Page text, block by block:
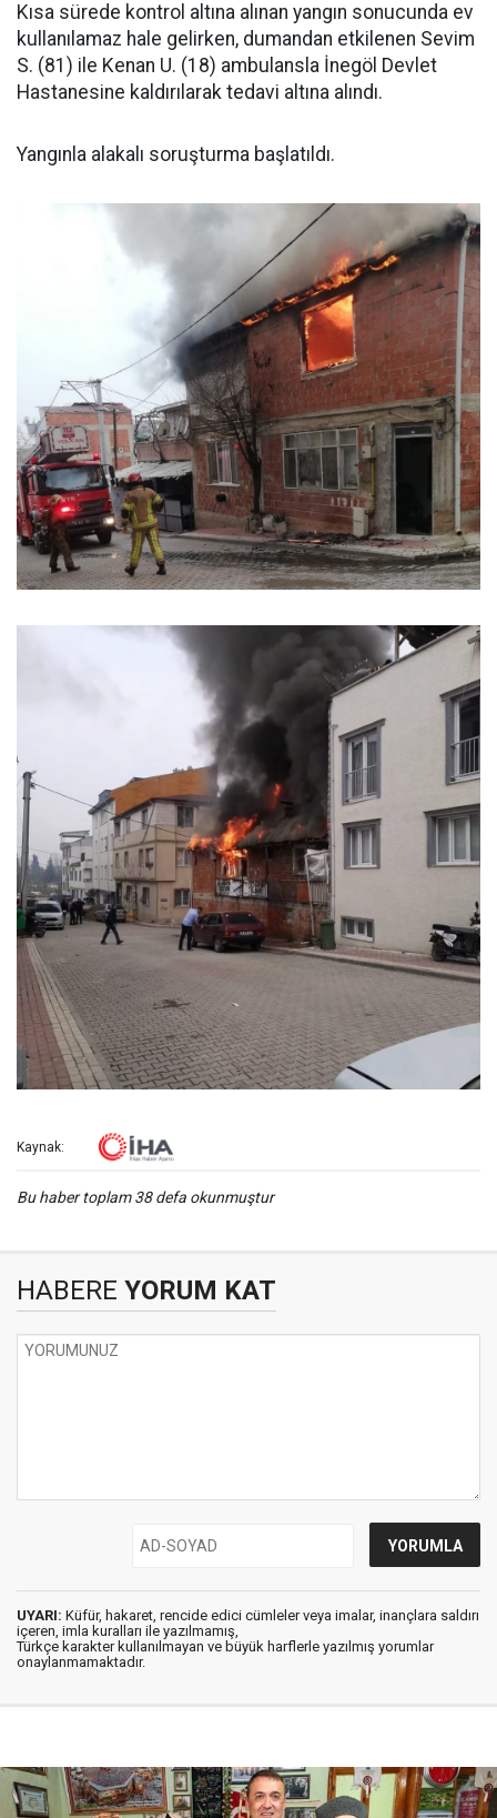
Kısa sürede kontrol altına alınan yangın sonucunda ev
kullanılamaz hale gelirken, dumandan etkilenen Sevim
S. (81) ile Kenan U. (18) ambulansla İnegöl Devlet
Hastanesine kaldırılarak tedavi altına alındı.
Yangınla alakalı soruşturma başlatıldı.
Kaynak:
Bu haber toplam 38 defa okunmuştur
HABERE YORUM KAT
UYARI: Küfür, hakaret, rencide edici cümleler veya imalar, inançlara saldırı
içeren, imla kuralları ile yazılmamış,
Türkçe karakter kullanılmayan ve büyük harflerle yazılmış yorumlar
onaylanmamaktadır.